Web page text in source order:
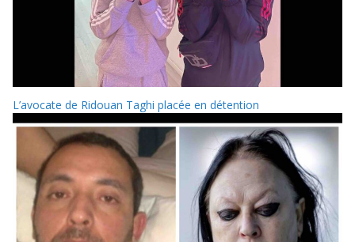
L’avocate de Ridouan Taghi placée en détention